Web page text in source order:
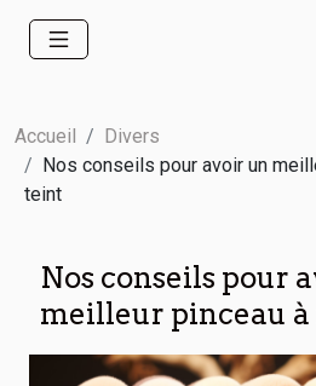
Accueil
Divers
Nos conseils pour avoir un
teint
Nos conseils pour
meilleur pinceau